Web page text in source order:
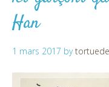
Han
1 mars 2017 by